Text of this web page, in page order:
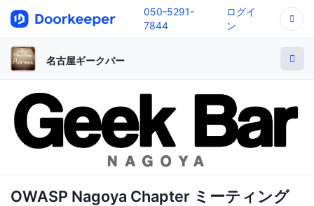
050-5291-
7844
ログイ
ン
名古屋ギークバー
OWASP Nagoya Chapter ミーティング